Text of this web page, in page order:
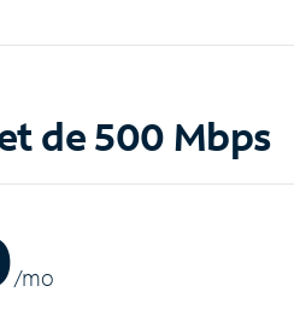
de 500 Mbps
/mo